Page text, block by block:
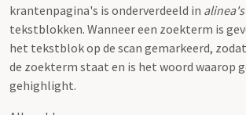
krantenpagina's is onderverdeeld in alinea's
tekstblokken. Wanneer een zoekterm is
het tekstblok op de scan gemarkeerd,
de zoekterm staat en is het woord waarop
gehighlight.